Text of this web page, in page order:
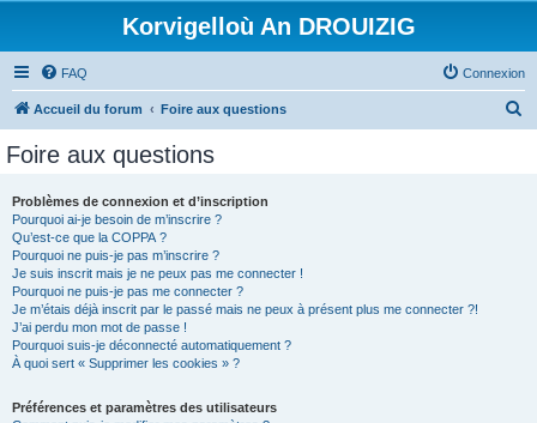
Korvigelloù An DROUIZIG
FAQ Connexion
Accueil du forum Foire aux questions
Foire aux questions
Problèmes de connexion et d’inscription
Pourquoi ai-je besoin de m’inscrire ?
Qu’est-ce que la COPPA ?
Pourquoi ne puis-je pas m’inscrire ?
Je suis inscrit mais je ne peux pas me connecter !
Pourquoi ne puis-je pas me connecter ?
Je m’étais déjà inscrit par le passé mais ne peux à présent plus me connecter ?!
J’ai perdu mon mot de passe !
Pourquoi suis-je déconnecté automatiquement ?
À quoi sert « Supprimer les cookies » ?
Préférences et paramètres des utilisateurs